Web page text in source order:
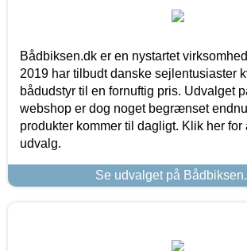
Bådbiksen.dk er en nystartet
2019 har tilbudt danske sejlentusiaster
bådudstyr til en fornuftig pris. Udvalget
webshop er dog noget begrænset
produkter kommer til dagligt. Klik her for
udvalg.
Se udvalget på